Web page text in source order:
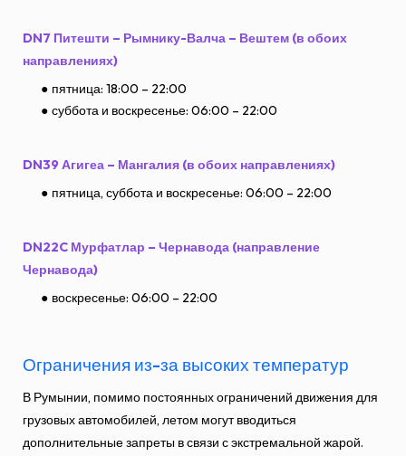
DN7 Питешти – Рымнику-Валча – Вештем (в обоих
направлениях)
пятница: 18:00 – 22:00
суббота и воскресенье: 06:00 – 22:00
DN39 Агигеа – Мангалия (в обоих направлениях)
пятница, суббота и воскресенье: 06:00 – 22:00
DN22C Мурфатлар – Чернавода (направление
Чернавода)
воскресенье: 06:00 – 22:00
Ограничения из-за высоких температур
В Румынии, помимо постоянных ограничений движения для
грузовых автомобилей, летом могут вводиться
дополнительные запреты в связи с экстремальной жарой.